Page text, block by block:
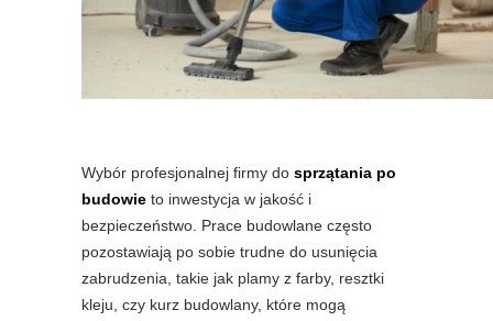
Wybór profesjonalnej firmy do sprzątania po
budowie to inwestycja w jakość i
bezpieczeństwo. Prace budowlane często
pozostawiają po sobie trudne do usunięcia
zabrudzenia, takie jak plamy z farby, resztki
kleju, czy kurz budowlany, które mogą